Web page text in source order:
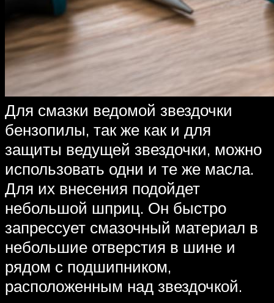
Для смазки ведомой звездочки
бензопилы, так же как и для
защиты ведущей звездочки, можно
использовать одни и те же масла.
Для их внесения подойдет
небольшой шприц. Он быстро
запрессует смазочный материал в
небольшие отверстия в шине и
рядом с подшипником,
расположенным над звездочкой.